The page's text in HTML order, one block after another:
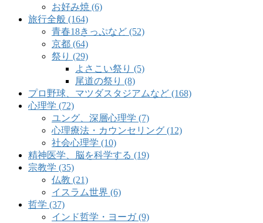
お好み焼 (6)
旅行全般 (164)
青春18きっぷなど (52)
京都 (64)
祭り (29)
よさこい祭り (5)
尾道の祭り (8)
プロ野球、マツダスタジアムなど (168)
心理学 (72)
ユング、深層心理学 (7)
心理療法・カウンセリング (12)
社会心理学 (10)
精神医学、脳を科学する (19)
宗教学 (35)
仏教 (21)
イスラム世界 (6)
哲学 (37)
インド哲学・ヨーガ (9)